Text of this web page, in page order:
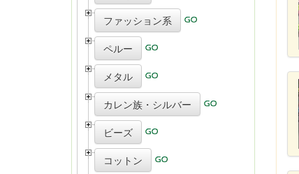
ファッション系
ペルー
メタル
カレン族・シルバー
ビーズ
コットン